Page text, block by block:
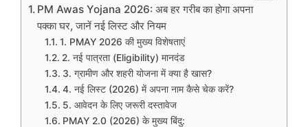
​PM Awas Yojana 2026: अब हर गरीब का होगा अपना
पक्का घर, जानें नई लिस्ट और नियम
​1. PMAY 2026 की मुख्य विशेषताएं
​2. नई पात्रता (Eligibility) मानदंड
​3. ग्रामीण और शहरी योजना में क्या है खास?
4. नई लिस्ट (2026) में अपना नाम कैसे चेक करें?
​5. आवेदन के लिए जरूरी दस्तावेज
PMAY 2.0 (2026) के मुख्य बिंदु: